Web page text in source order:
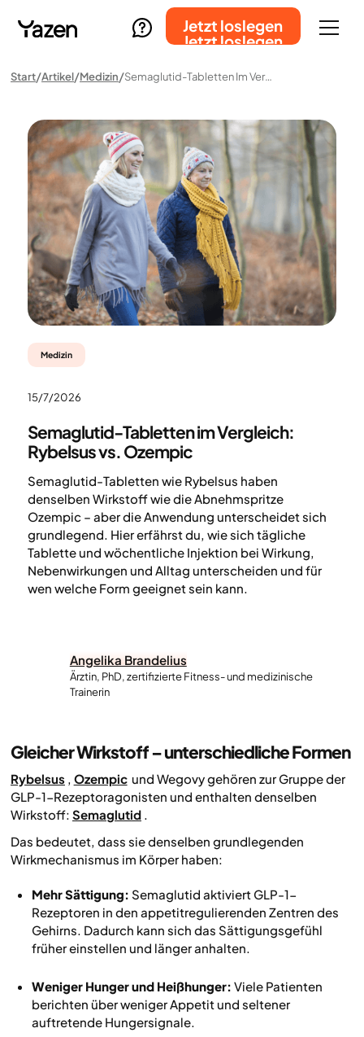
Jetzt loslegen
Jetzt loslegen
Start Artikel Medizin Semaglutid-Tabletten Im Vergleich: Rybelsus Vs. Ozempic
Medizin
15/7/2026
Semaglutid-Tabletten im Vergleich:
Rybelsus vs. Ozempic
Semaglutid-Tabletten wie Rybelsus haben
denselben Wirkstoff wie die Abnehmspritze
Ozempic – aber die Anwendung unterscheidet sich
grundlegend. Hier erfährst du, wie sich tägliche
Tablette und wöchentliche Injektion bei Wirkung,
Nebenwirkungen und Alltag unterscheiden und für
wen welche Form geeignet sein kann.
Angelika Brandelius
Ärztin, PhD, zertifizierte Fitness- und medizinische
Trainerin
Gleicher Wirkstoff – unterschiedliche Formen
Rybelsus , Ozempic und Wegovy gehören zur Gruppe der
GLP-1-Rezeptoragonisten und enthalten denselben
Wirkstoff: Semaglutid .
Das bedeutet, dass sie denselben grundlegenden
Wirkmechanismus im Körper haben:
Mehr Sättigung: Semaglutid aktiviert GLP-1-
Rezeptoren in den appetitregulierenden Zentren des
Gehirns. Dadurch kann sich das Sättigungsgefühl
früher einstellen und länger anhalten.
Weniger Hunger und Heißhunger: Viele Patienten
berichten über weniger Appetit und seltener
auftretende Hungersignale.